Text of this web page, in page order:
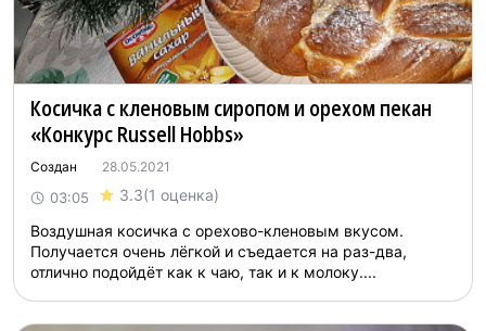
Косичка с кленовым сиропом и орехом пекан
«Конкурс Russell Hobbs»
Создан 28.05.2021
03:05 3.3(1 оценка)
Воздушная косичка с орехово-кленовым вкусом.
Получается очень лёгкой и съедается на раз-два,
отлично подойдёт как к чаю, так и к молоку....